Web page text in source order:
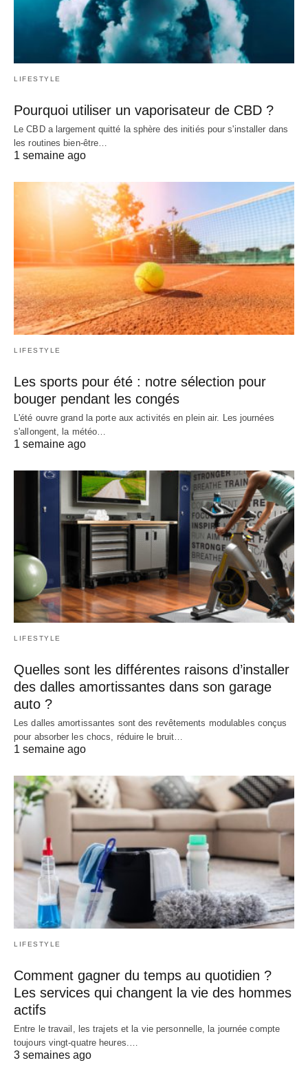
LIFESTYLE
Pourquoi utiliser un vaporisateur de CBD ?
Le CBD a largement quitté la sphère des initiés pour s'installer dans
les routines bien-être…
1 semaine ago
LIFESTYLE
Les sports pour été : notre sélection pour
bouger pendant les congés
L'été ouvre grand la porte aux activités en plein air. Les journées
s'allongent, la météo…
1 semaine ago
LIFESTYLE
Quelles sont les différentes raisons d’installer
des dalles amortissantes dans son garage
auto ?
Les dalles amortissantes sont des revêtements modulables conçus
pour absorber les chocs, réduire le bruit…
1 semaine ago
LIFESTYLE
Comment gagner du temps au quotidien ?
Les services qui changent la vie des hommes
actifs
Entre le travail, les trajets et la vie personnelle, la journée compte
toujours vingt-quatre heures.…
3 semaines ago